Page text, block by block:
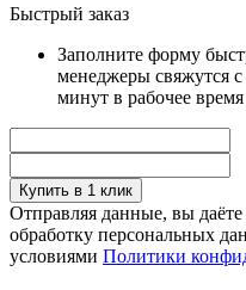
Быстрый заказ
Заполните форму
менеджеры свяжутся
минут в рабочее
Купить в 1 клик
Отправляя данные, вы даёте
обработку персональных
условиями Политики